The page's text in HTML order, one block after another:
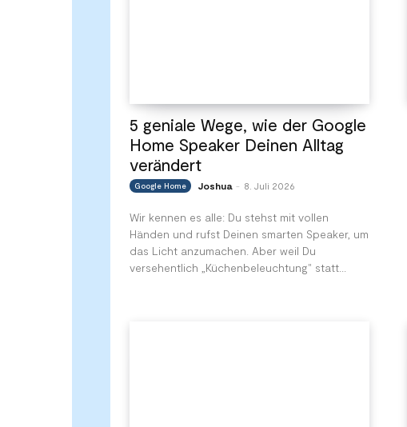
5 geniale Wege, wie der Google
Home Speaker Deinen Alltag
verändert
Google Home Joshua - 8. Juli 2026
Wir kennen es alle: Du stehst mit vollen
Händen und rufst Deinen smarten Speaker, um
das Licht anzumachen. Aber weil Du
versehentlich „Küchenbeleuchtung" statt...